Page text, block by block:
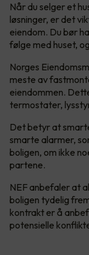
Når du selger et
løsninger, er det
eiendom. Du bør
følge med huset,
Norges
meste av
eiendommen.
termostater,
Det betyr at
smarte alarmer,
boligen, om ikke
partene.
NEF anbefaler at
boligen tydelig
kontrakt er å
potensielle